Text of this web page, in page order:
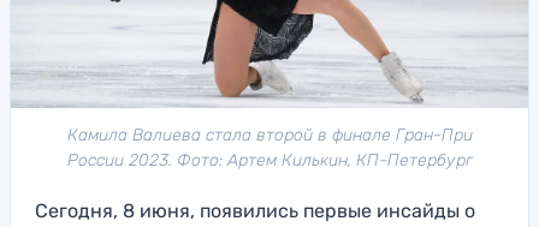
Камила Валиева стала второй в финале Гран-При
России 2023. Фото: Артем Килькин, КП-Петербург
Сегодня, 8 июня, появились первые инсайды о